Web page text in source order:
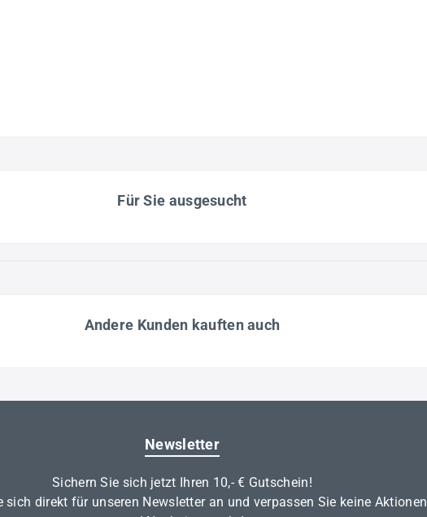
Für Sie ausgesucht
Andere Kunden kauften auch
Newsletter
Sichern Sie sich jetzt Ihren 10,- € Gutschein!
sich direkt für unseren Newsletter an und verpassen Sie keine Aktionen